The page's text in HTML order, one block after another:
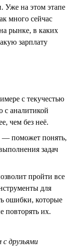
Уже на этом этапе
много сейчас
рынке, в каких
зарплату
с текучестью
с аналитикой
чем без неё.
— поможет понять,
задач
пройти все
для
ошибки, которые
повторять их.
друзьями